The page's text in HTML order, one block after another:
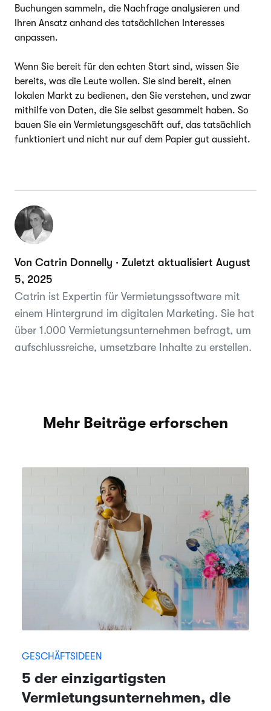
Buchungen sammeln, die Nachfrage analysieren und
Ihren Ansatz anhand des tatsächlichen Interesses
anpassen.
Wenn Sie bereit für den echten Start sind, wissen Sie
bereits, was die Leute wollen. Sie sind bereit, einen
lokalen Markt zu bedienen, den Sie verstehen, und zwar
mithilfe von Daten, die Sie selbst gesammelt haben. So
bauen Sie ein Vermietungsgeschäft auf, das tatsächlich
funktioniert und nicht nur auf dem Papier gut aussieht.
Von Catrin Donnelly · Zuletzt aktualisiert August
5, 2025
Catrin ist Expertin für Vermietungssoftware mit
einem Hintergrund im digitalen Marketing. Sie hat
über 1.000 Vermietungsunternehmen befragt, um
aufschlussreiche, umsetzbare Inhalte zu erstellen.
Mehr Beiträge erforschen
GESCHÄFTSIDEEN
5 der einzigartigsten
Vermietungsunternehmen, die